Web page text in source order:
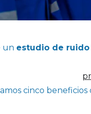
un estudio de ruido
cinco